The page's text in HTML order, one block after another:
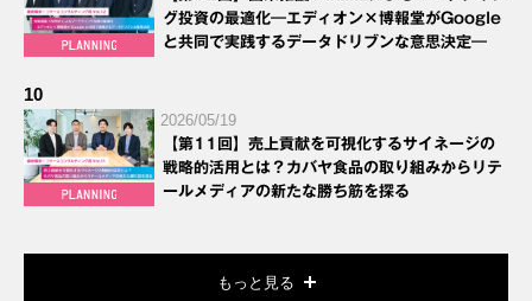
グ投資の最適化―エディオン×博報堂がGoogle
と共同で実践するデータドリブンな意思決定―
10
2026/05/19
【第11回】売上貢献を可視化するサイネージの
戦略的活用とは？カバヤ食品の取り組みからリテ
ールメディアの新たな勝ち筋を探る
もっと見る